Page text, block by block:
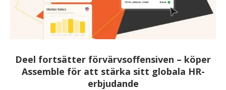
Deel fortsätter förvärvsoffensiven – köper
Assemble för att stärka sitt globala HR-
erbjudande